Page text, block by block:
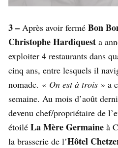
3 – Après avoir fermé Bon
Christophe Hardiquest a
exploiter 4 restaurants dans
cinq ans, entre lesquels il
nomade. « On est à trois » a
semaine. Au mois d’août
devenu chef/propriétaire de
étoilé La Mère Germaine à
la brasserie de l’Hôtel